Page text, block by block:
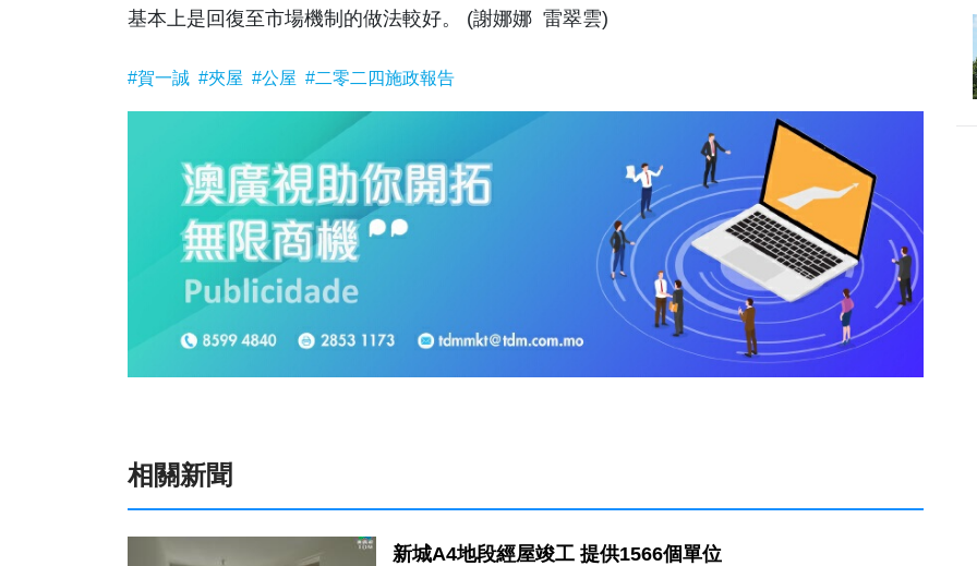
基本上是回復至市場機制的做法較好。 (謝娜娜 雷翠雲)
#賀一誠 #夾屋 #公屋 #二零二四施政報告
相關新聞
新城A4地段經屋竣工 提供1566個單位